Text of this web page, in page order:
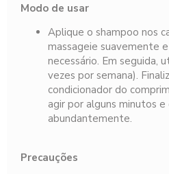
Modo de usar
Aplique o shampoo nos
massageie suavemente
necessário. Em seguida,
vezes por semana).
condicionador do
agir por alguns minutos e
abundantemente.
Precauções